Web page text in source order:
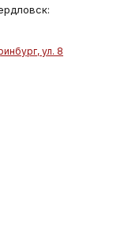
ул. 8